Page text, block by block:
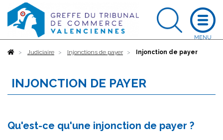
AccueilJudiciaire Injonctions de payer Injonction de payer
INJONCTION DE PAYER
Qu'est-ce qu'une injonction de payer ?